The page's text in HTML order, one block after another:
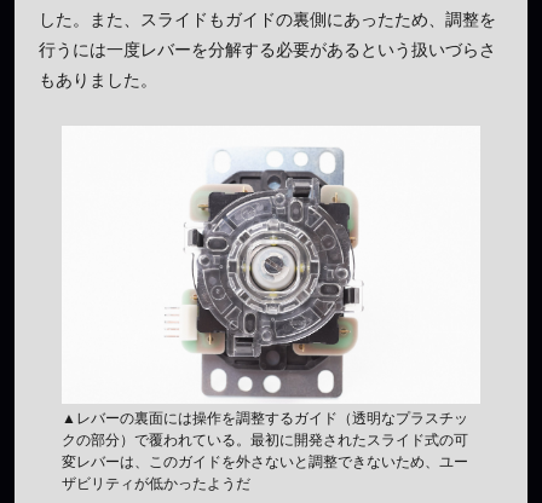
した。また、スライドもガイドの裏側にあったため、調整を
行うには一度レバーを分解する必要があるという扱いづらさ
もありました。
▲レバーの裏面には操作を調整するガイド（透明なプラスチッ
クの部分）で覆われている。最初に開発されたスライド式の可
変レバーは、このガイドを外さないと調整できないため、ユー
ザビリティが低かったようだ